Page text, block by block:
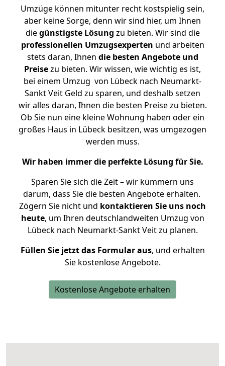
Umzüge können mitunter recht kostspielig sein,
aber keine Sorge, denn wir sind hier, um Ihnen
diegünstigste Lösung zu bieten. Wir sind die
professionellen Umzugsexperten und arbeiten
stets daran, Ihnen die besten Angebote und
Preisezu bieten. Wir wissen, wie wichtig es ist,
bei einem Umzug von Lübeck nach Neumarkt-
Sankt Veit Geld zu sparen, und deshalb setzen
wir alles daran, Ihnen die besten Preise zu bieten.
Ob Sie nun eine kleine Wohnung haben oder ein
großes Haus in Lübeck besitzen, was umgezogen
werden muss.
Wir haben immer die perfekte Lösung für Sie.
Sparen Sie sich die Zeit – wir kümmern uns
darum, dass Sie die besten Angebote erhalten.
Zögern Sie nicht und kontaktieren Sie uns noch
heute, um Ihren deutschlandweiten Umzug von
Lübeck nach Neumarkt-Sankt Veit zu planen.
Füllen Sie jetzt das Formular aus, und erhalten
Sie kostenlose Angebote.
Kostenlose Angebote erhalten